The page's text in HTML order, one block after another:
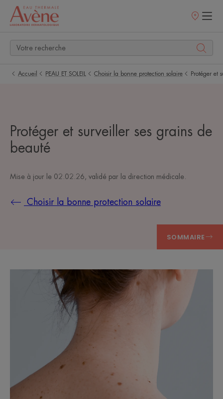
Points
Accueil PEAU ET SOLEIL Choisir la bonne protection solaire Protéger et
Protéger et surveiller ses grains de
beauté
Mise à jour le 02.02.26 , validé par la direction médicale
Choisir la bonne protection solaire
SOMMAIRE